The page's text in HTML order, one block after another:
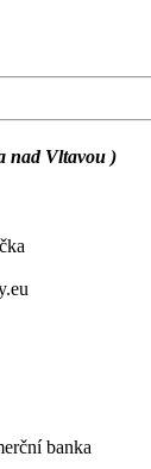
nad Vltavou )
banka